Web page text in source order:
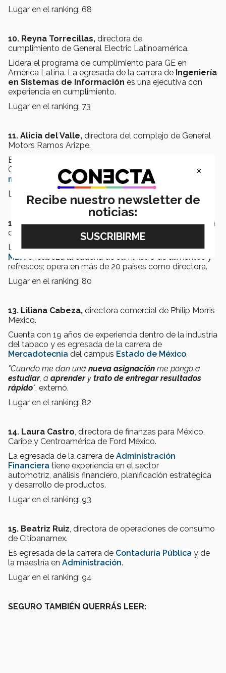
Lugar en el ranking: 68
10. Reyna Torrecillas, directora de
cumplimiento de General Electric Latinoamérica.
Lidera el programa de cumplimiento para GE en
América Latina. La egresada de la carrera de Ingeniería
en Sistemas de Información es una ejecutiva con
experiencia en cumplimiento.
Lugar en el ranking: 73
11. Alicia del Valle, directora del complejo de General
Motors Ramos Arizpe.
Es la primera mujer en ocupar la dirección general de
General Motors Ramos Arizpe y es egresada de la
maestría en Dirección para la Manufactura
Lugar en el ranking: 74
12. Claudia Núñez,directora de planeación estratégica
de Unilever Latinoamérica.
La egresada de laEGADE Business SchoolconGlobal
MBA encabeza la cadena de suministro de alimentos y
refrescos; opera en más de 20 países como directora.
Lugar en el ranking: 80
13. Liliana Cabeza, directora comercial de Philip Morris
Mexico.
Cuenta con 19 años de experiencia dentro de la industria
del tabaco y es egresada de la carrera de
Mercadotecnia del campus Estado de México.
"Cuando me dan una nueva asignación me pongo a
estudiar, a aprendery trato de entregar resultados
rápido" , externó.
Lugar en el ranking: 82
14. Laura Castro , directora de finanzas para México,
Caribe y Centroamérica de Ford México.
La egresada de la carrera de Administración
Financiera tiene experiencia en el sector
automotriz, análisis financiero, planificación estratégica
y desarrollo de productos.
Lugar en el ranking: 93
15. Beatriz Ruiz , directora de operaciones de consumo
de Citibanamex.
Es egresada de la carrera de Contaduría Pública y de
la maestría en Administración.
Lugar en el ranking: 94
SEGURO TAMBIÉN QUERRÁS LEER:
×
Recibe nuestro newsletter de
noticias: